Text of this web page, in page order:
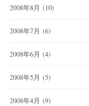
2008年8月 (10)
2008年7月 (6)
2008年6月 (4)
2008年5月 (5)
2008年4月 (9)